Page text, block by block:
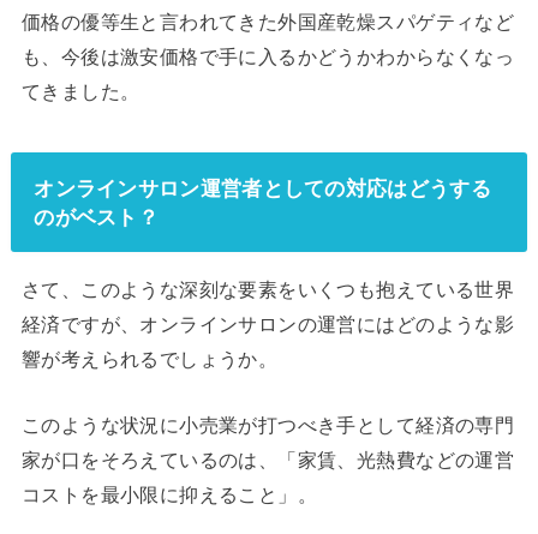
価格の優等生と言われてきた外国産乾燥スパゲティなど
も、今後は激安価格で手に入るかどうかわからなくなっ
てきました。
オンラインサロン運営者としての対応はどうする
のがベスト？
さて、このような深刻な要素をいくつも抱えている世界
経済ですが、オンラインサロンの運営にはどのような影
響が考えられるでしょうか。
このような状況に小売業が打つべき手として経済の専門
家が口をそろえているのは、「家賃、光熱費などの運営
コストを最小限に抑えること」。